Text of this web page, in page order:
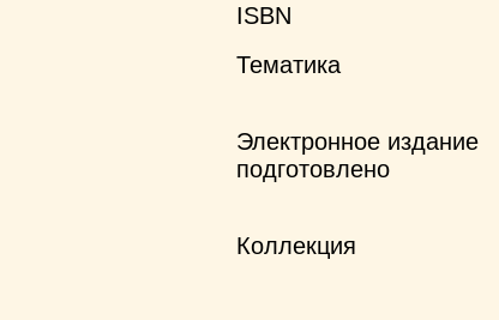
ISBN
Тематика
Электронное издание
подготовлено
Коллекция